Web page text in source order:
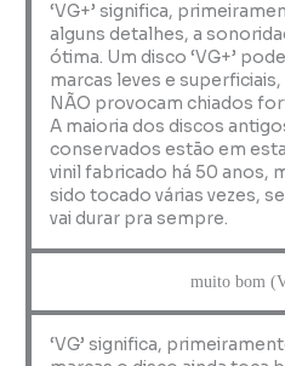
‘VG+’ significa,
alguns detalhes, a
ótima. Um disco ‘VG+’
marcas leves e
NÃO provocam chiados
A maioria dos discos
conservados estão em
vinil fabricado há 50 anos,
sido tocado várias vezes,
vai durar pra sempre.
muito bom
‘VG’ significa,